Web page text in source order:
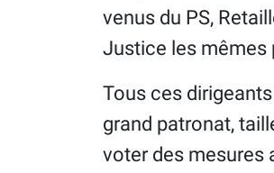
venus du PS,
Justice les mêmes
Tous ces
grand patronat,
voter des mesures